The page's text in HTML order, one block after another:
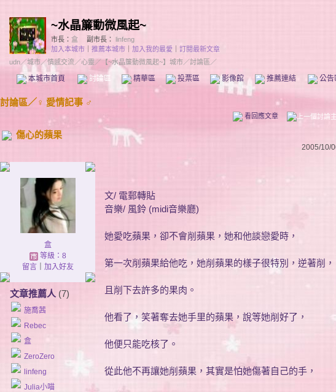
~水晶簾動微風起~
市長： 盒 副市長： linfeng
加入本城市
推薦本城市 加入我的最愛
訂閱最新文章
udn／城市／情感交流／心靈 ／ 【~水晶簾動微風起~】城市／討論區／
本城市首頁 討論區 精華區 投票區 影像館 推薦連結 公告
討論區／ ♀ 愛情記事 ♂
看回應文章
傷心的蘋果
2005/10/
盒
等級：8
留言｜ 加入好友
文章推薦人 (7)
施喬茜
Rebec
盒
ZeroZero
linfeng
Julia小喵
文/ 電郵轉貼
音樂/ 風鈴 (midi音樂廳)
她愛吃蘋果，卻不會削蘋果，她和他談戀愛時，
第一次削蘋果給他吃，她削蘋果的樣子很特別，逆著削，
且削下去許多的果肉。
他看了，笑著奪去她手里的蘋果，說等她削好了，
他便只能吃核了。
從此他不再讓她削蘋果，其實是怕她傷著自己的手，